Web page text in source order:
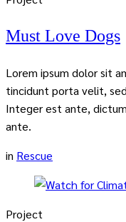
Must Love Dogs
Lorem ipsum dolor sit
tincidunt porta velit,
Integer est ante,
ante.
in Rescue
Project